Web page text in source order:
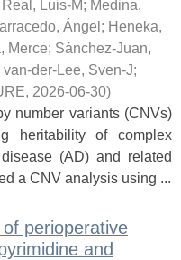
Real, Luis-M; Medina,
Ángel ; Heneka,
Merce; Sánchez-Juan,
van-der-Lee, Sven-J;
, 2026-06-30)
number variants (CNVs)
heritability of complex
(AD) and related
a CNV analysis using ...
perioperative
and